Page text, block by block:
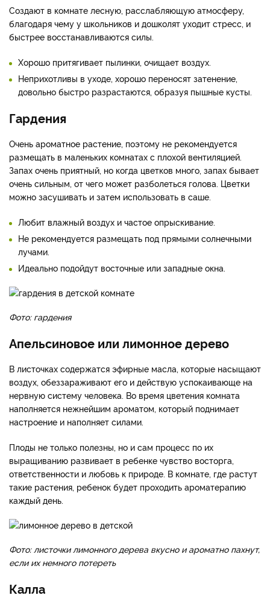
Создают в комнате лесную, расслабляющую атмосферу,
благодаря чему у школьников и дошколят уходит стресс, и
быстрее восстанавливаются силы.
Хорошо притягивает пылинки, очищает воздух.
Неприхотливы в уходе, хорошо переносят затенение,
довольно быстро разрастаются, образуя пышные кусты.
Гардения
Очень ароматное растение, поэтому не рекомендуется
размещать в маленьких комнатах с плохой вентиляцией.
Запах очень приятный, но когда цветков много, запах бывает
очень сильным, от чего может разболеться голова. Цветки
можно засушивать и затем использовать в саше.
Любит влажный воздух и частое опрыскивание.
Не рекомендуется размещать под прямыми солнечными
лучами.
Идеально подойдут восточные или западные окна.
Фото: гардения
Апельсиновое или лимонное дерево
В листочках содержатся эфирные масла, которые насыщают
воздух, обеззараживают его и действую успокаивающе на
нервную систему человека. Во время цветения комната
наполняется нежнейшим ароматом, который поднимает
настроение и наполняет силами.
Плоды не только полезны, но и сам процесс по их
выращиванию развивает в ребенке чувство восторга,
ответственности и любовь к природе. В комнате, где растут
такие растения, ребенок будет проходить ароматерапию
каждый день.
Фото: листочки лимонного дерева вкусно и ароматно пахнут,
если их немного потереть
Калла